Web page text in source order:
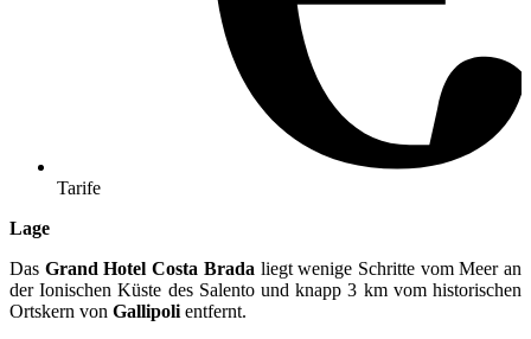
Tarife
Lage
Das Grand Hotel Costa Brada liegt wenige Schritte vom Meer an
der Ionischen Küste des Salento und knapp 3 km vom historischen
Ortskern von Gallipoli entfernt.